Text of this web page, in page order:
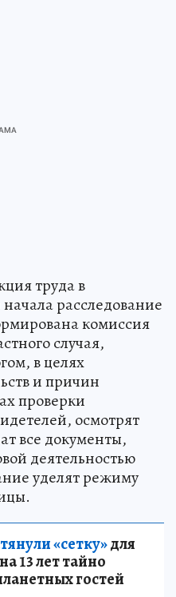
труда в
расследование
комиссия
случая,
в целях
и причин
проверки
осмотрят
все документы,
деятельностью
уделят режиму
«сетку»для
13 лет тайно
гостей